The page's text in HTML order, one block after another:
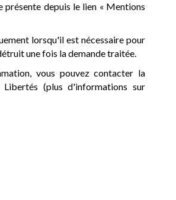
depuis le lien « Mentions
lorsqu'il est nécessaire pour
une fois la demande traitée.
vous pouvez contacter la
(plus d'informations sur